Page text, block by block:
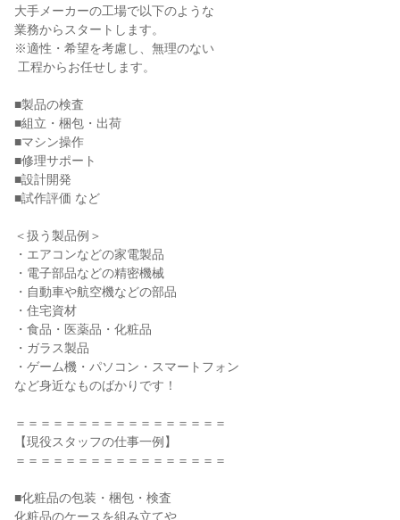
大手メーカーの工場で以下のような
業務からスタートします。
※適性・希望を考慮し、無理のない
■製品の検査
■組立・梱包・出荷
■マシン操作
■修理サポート
■設計開発
■試作評価 など
＜扱う製品例＞
・エアコンなどの家電製品
・電子部品などの精密機械
・自動車や航空機などの部品
・住宅資材
・食品・医薬品・化粧品
・ガラス製品
・ゲーム機・パソコン・スマートフォン
など身近なものばかりです！
＝＝＝＝＝＝＝＝＝＝＝＝＝＝＝＝＝
【現役スタッフの仕事一例】
＝＝＝＝＝＝＝＝＝＝＝＝＝＝＝＝＝
■化粧品の包装・梱包・検査
化粧品のケースを組み立てや、